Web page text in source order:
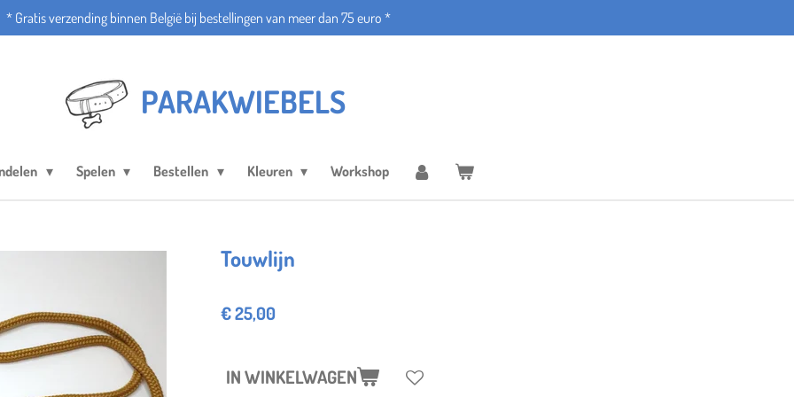
* Gratis verzending binnen België bij bestellingen van meer dan 75 euro *
PARAKWIEBELS
Spelen Bestellen Kleuren Workshop
Touwlijn
€ 25,00
IN WINKELWAGEN